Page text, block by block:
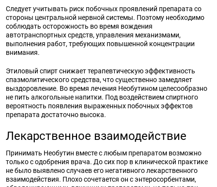
Следует учитывать риск побочных проявлений препарата со
стороны центральной нервной системы. Поэтому необходимо
соблюдать осторожность во время вождения
автотранспортных средств, управления механизмами,
выполнения работ, требующих повышенной концентрации
внимания.
Этиловый спирт снижает терапевтическую эффективность
спазмолитического средства, что существенно замедляет
выздоровление. Во время лечения Необутином целесообразно
не пить алкогольные напитки. Под воздействием спиртного
вероятность появления выраженных побочных эффектов
препарата достаточно высока.
Лекарственное взаимодействие
Принимать Необутин вместе с любым препаратом возможно
только с одобрения врача. До сих пор в клинической практике
не было выявлено случаев его негативного лекарственного
взаимодействия. Плохо сочетается он с энтеросорбентами,